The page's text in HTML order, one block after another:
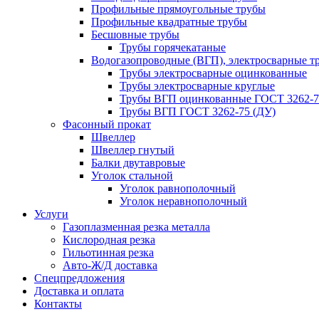
Профильные прямоугольные трубы
Профильные квадратные трубы
Бесшовные трубы
Трубы горячекатаные
Водогазопроводные (ВГП), электросварные
Трубы электросварные оцинкованные
Трубы электросварные круглые
Трубы ВГП оцинкованные ГОСТ 3262-
Трубы ВГП ГОСТ 3262-75 (ДУ)
Фасонный прокат
Швеллер
Швеллер гнутый
Балки двутавровые
Уголок стальной
Уголок равнополочный
Уголок неравнополочный
Услуги
Газоплазменная резка металла
Кислородная резка
Гильотинная резка
Авто-Ж/Д доставка
Спецпредложения
Доставка и оплата
Контакты